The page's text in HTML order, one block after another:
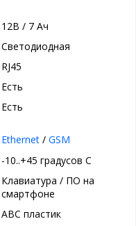
12В / 7 Ач
Светодиодная
RJ45
Есть
Есть
Ethernet/ GSM
-10..+45 градуcов С
Клавиатура / ПО на
смартфоне
ABC пластик